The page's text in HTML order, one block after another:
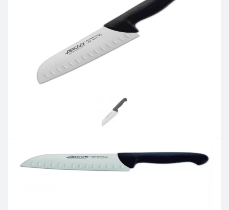
Артикул:290625
Наличие: В наличии